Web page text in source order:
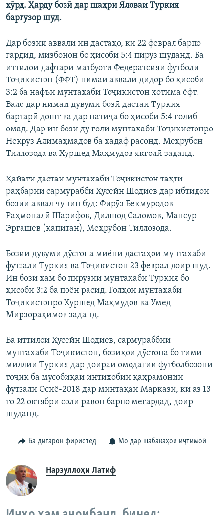
хӯрд. Ҳарду бозӣ дар шаҳри Яловаи Туркия
баргузор шуд.
Дар бозии аввали ин дастаҳо, ки 22 феврал барпо
гардид, мизбонон бо ҳисоби 5:4 пирӯз шуданд. Ба
иттилои дафтари матбуоти Федератсияи футболи
Тоҷикистон (ФФТ) нимаи аввали дидор бо ҳисоби
3:2 ба нафъи мунтахаби Тоҷикистон хотима ёфт.
Вале дар нимаи дувуми бозӣ дастаи Туркия
бартарӣ дошт ва дар натиҷа бо ҳисоби 5:4 ғолиб
омад. Дар ин бозӣ ду голи мунтахаби Тоҷикистонро
Некрӯз Алимаҳмадов ба ҳадаф расонд. Меҳрубон
Тиллозода ва Хуршед Маҳмудов якголӣ заданд.
Ҳайати дастаи мунтахаби Тоҷикистон таҳти
раҳбарии сармураббӣ Ҳусейн Шодиев дар ибтидои
бозии аввал чунин буд: Фирӯз Бекмуродов –
Раҳмоналӣ Шарифов, Дилшод Саломов, Мансур
Эргашев (капитан), Меҳрубон Тиллозода.
Бозии дувуми дӯстона миёни дастаҳои мунтахаби
футзали Туркия ва Тоҷикистон 23 феврал доир шуд.
Ин бозӣ ҳам бо пирӯзии мунтахаби Туркия бо
ҳисоби 3:2 ба поён расид. Голҳои мунтахаби
Тоҷикистонро Хуршед Маҳмудов ва Умед
Мирзораҳимов заданд.
Ба иттилои Ҳусейн Шодиев, сармураббии
мунтахаби Тоҷикистон, бозиҳои дӯстона бо тими
миллии Туркия дар доираи омодагии футболбозони
тоҷик ба мусобиқаи интихобии қаҳрамонии
футзали Осиё-2018 дар минтақаи Марказӣ, ки аз 13
то 22 октябри соли равон барпо мегардад, доир
шуданд.
Ба дигарон фиристед Мо дар шабакаҳои иҷтимоӣ
Нарзуллоҳи Латиф